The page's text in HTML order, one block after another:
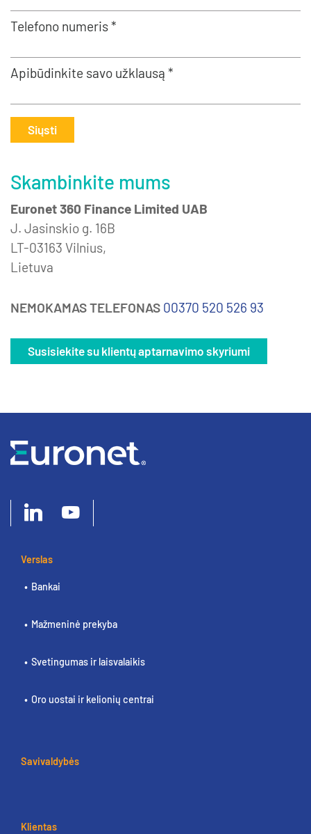
Telefono numeris *
Apibūdinkite savo užklausą *
Siųsti
Skambinkite mums
Euronet 360 Finance Limited UAB
J. Jasinskio g. 16B
LT-03163 Vilnius,
Lietuva
NEMOKAMAS TELEFONAS 00370 520 526 93
Susisiekite su klientų aptarnavimo skyriumi
Verslas
Bankai
Mažmeninė prekyba
Svetingumas ir laisvalaikis
Oro uostai ir kelionių centrai
Savivaldybės
Klientas